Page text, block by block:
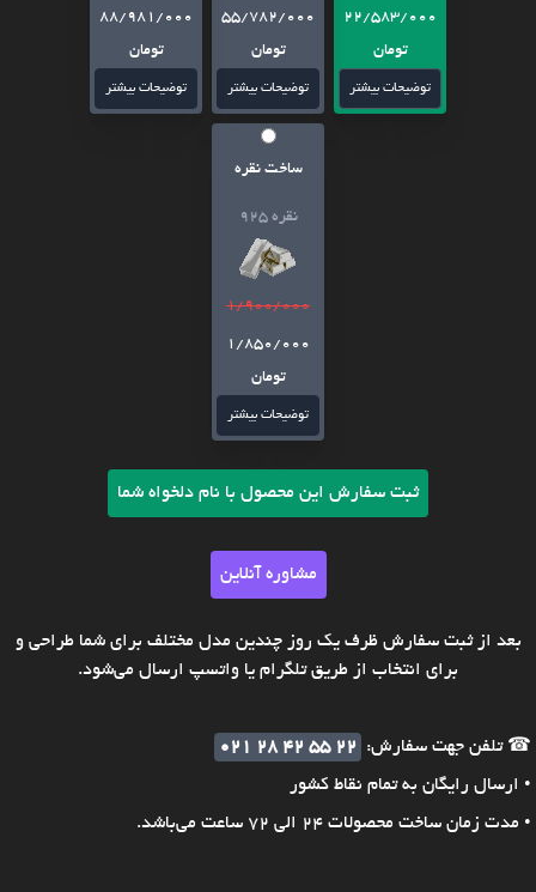
22/583/000
تومان
توضیحات بیشتر
55/782/000
تومان
توضیحات بیشتر
88/981/000
تومان
توضیحات بیشتر
ساخت نقره
نقره 925
1/900/000
1/850/000
تومان
توضیحات بیشتر
ثبت سفارش این محصول با نام دلخواه شما
مشاوره آنلاین
بعد از ثبت سفارش ظرف یک روز چندین مدل مختلف برای شما طراحی و
برای انتخاب از طریق تلگرام یا واتسپ ارسال می‌شود.
☎ تلفن جهت سفارش:
021 28 42 55 22
• ارسال رایگان به تمام نقاط کشور
• مدت زمان ساخت محصولات 24 الی 72 ساعت می‌باشد.